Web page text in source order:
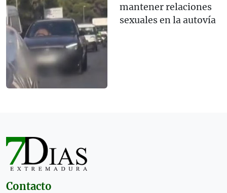
mantener relaciones
sexuales en la autovía
Contacto